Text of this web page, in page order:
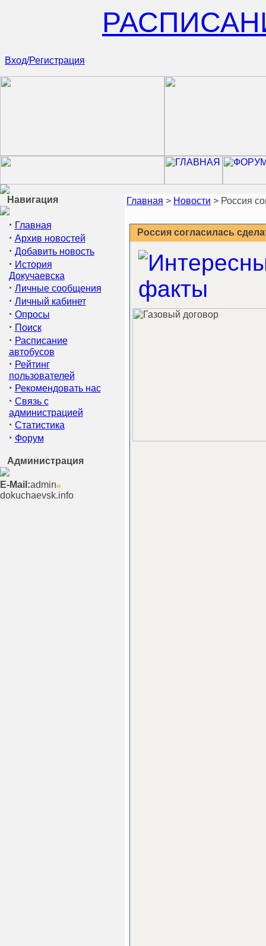
Вход/Регистрация
Навигация
· Главная
· Архив новостей
· Добавить новость
· История
Докучаевска
· Личные сообщения
· Личный кабинет
· Опросы
· Поиск
· Расписание
автобусов
· Рейтинг
пользователей
· Рекомендовать нас
· Связь с
администрацией
· Статистика
· Форум
Администрация
E-Mail:admin
dokuchaevsk.info
Главная > Новости > Россия
Россия согласилась